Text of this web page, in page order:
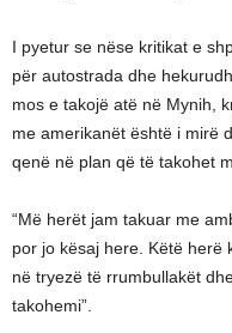
I pyetur se nëse kritikat e
për autostrada dhe
mos e takojë atë në Mynih,
me amerikanët është i mirë
qenë në plan që të takohet
“Më herët jam takuar me
por jo kësaj here. Këtë herë
në tryezë të rrumbullakët
takohemi”.